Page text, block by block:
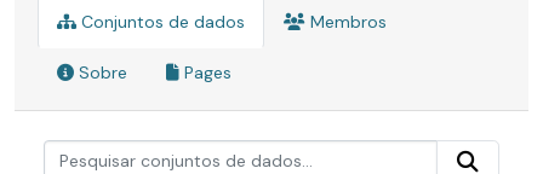
Conjuntos de dados Membros
Sobre Pages